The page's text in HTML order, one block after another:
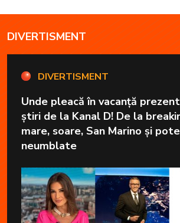
DIVERTISMENT
DIVERTISMENT
Unde pleacă în vacanță
știri de la Kanal D! De la
mare, soare, San Marino și
neumblate